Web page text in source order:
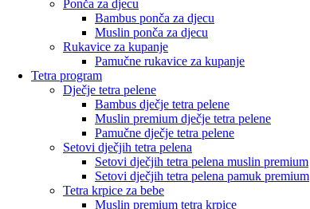
Ponča za djecu
Bambus ponča za djecu
Muslin ponča za djecu
Rukavice za kupanje
Pamučne rukavice za kupanje
Tetra program
Dječje tetra pelene
Bambus dječje tetra pelene
Muslin premium dječje tetra pelene
Pamučne dječje tetra pelene
Setovi dječjih tetra pelena
Setovi dječjih tetra pelena muslin premium
Setovi dječjih tetra pelena pamuk premium
Tetra krpice za bebe
Muslin premium tetra krpice